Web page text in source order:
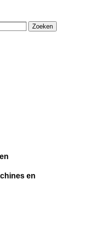
Zoeken
en